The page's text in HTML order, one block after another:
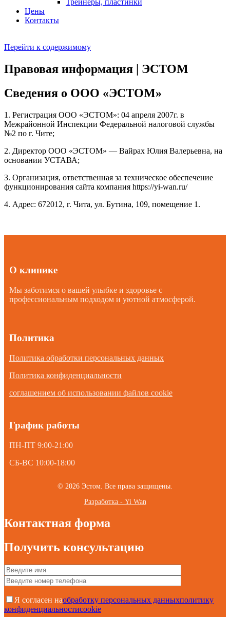
Трейнеры, пластинки
Цены
Контакты
Перейти к содержимому
Правовая информация | ЭСТОМ
Сведения о ООО «ЭСТОМ»
1. Регистрация ООО «ЭСТОМ»: 04 апреля 2007г. в
Межрайонной Инспекции Федеральной налоговой службы
№2 по г. Чите;
2. Директор ООО «ЭСТОМ» — Вайрах Юлия Валерьевна, на
основании УСТАВА;
3. Организация, ответственная за техническое обеспечение
функционирования сайта компания https://yi-wan.ru/
4. Адрес: 672012, г. Чита, ул. Бутина, 109, помещение 1.
О клинике
Мы заботимся о вашей улыбке и здоровье с
профессиональным подходом и уютной атмосферой.
Политика
Политика обработки персональных данных
Политика конфиденциальности
соглашением об использовании файлов cookie
График работы
ПН-ПТ 9:00-21:00
СБ-ВС 10:00-18:00
© 2026 Эстом. Все права защищены.
Разработка - Yi Wan
Контактная форма
Получить консультацию
Я согласен наобработку персональных данныхполитику
конфиденциальностиcookie